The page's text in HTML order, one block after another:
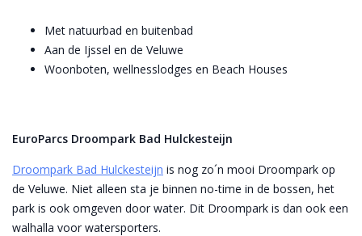
Met natuurbad en buitenbad
Aan de Ijssel en de Veluwe
Woonboten, wellnesslodges en Beach Houses
EuroParcs Droompark Bad Hulckesteijn
Droompark Bad Hulckesteijn is nog zo´n mooi Droompark op
de Veluwe. Niet alleen sta je binnen no-time in de bossen, het
park is ook omgeven door water. Dit Droompark is dan ook een
walhalla voor watersporters.